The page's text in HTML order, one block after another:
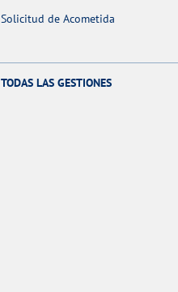
Solicitud de Acometida
TODAS LAS GESTIONES